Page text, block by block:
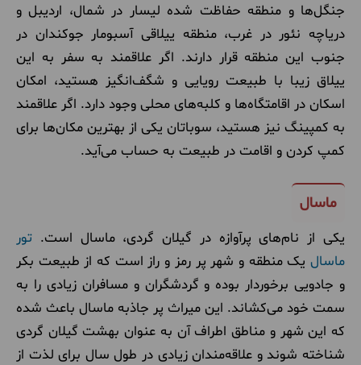
جنگل‌ها و منطقه حفاظت شده لیسار در شمال، اردیبل و
دریاچه نئور در غرب، منطقه ییلاقی آسبومار جوکندان در
جنوب این منطقه قرار دارند. اگر علاقمند به سفر به این
ییلاق زیبا با طبیعت رویایی و شگف‌انگیز هستید،‌ امکان
اسکان در اقامتگاه‌ها و کلبه‌های محلی وجود دارد. اگر علاقمند
به کمپینگ نیز هستید، سوباتان یکی از بهترین مکان‌ها برای
کمپ کردن و اقامت در طبیعت به حساب می‌آید.
ماسال
یکی از نام‌های پرآوازه در گیلان گردی، ماسال است. تور
ماسال یک منطقه و شهر پر رمز و راز است که از طبیعت بکر
و جادویی برخوردار بوده و گردشگران و مسافران زیادی را به
سمت خود می‌کشاند. این میراث پر جاذبه ماسال باعث شده
که این شهر و مناطق اطراف آن به عنوان بهشت گیلان گردی
شناخته شوند و علاقه‌مندان زیادی در طول سال برای لذت از